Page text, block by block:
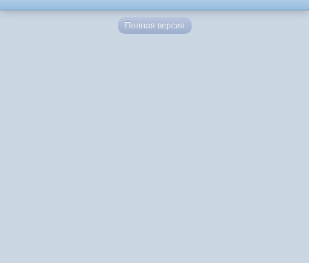
Полная версия